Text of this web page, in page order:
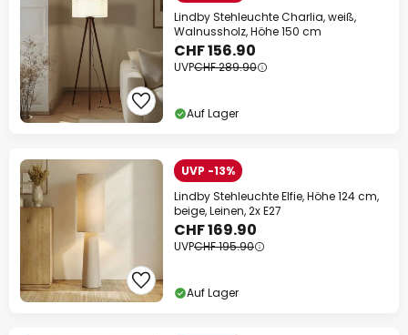
Lindby Stehleuchte Charlia, weiß,
Walnussholz, Höhe 150 cm
CHF 156.90
UVPCHF 289.90
Auf Lager
UVP -13%
Lindby Stehleuchte Elfie, Höhe 124 cm,
beige, Leinen, 2x E27
CHF 169.90
UVPCHF 195.90
Auf Lager